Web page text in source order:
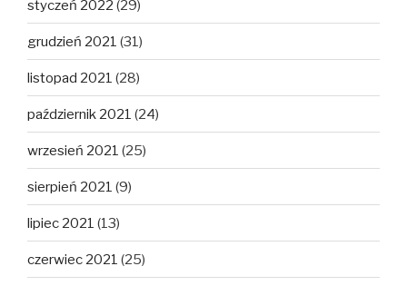
styczeń 2022 (29)
grudzień 2021 (31)
listopad 2021 (28)
październik 2021 (24)
wrzesień 2021 (25)
sierpień 2021 (9)
lipiec 2021 (13)
czerwiec 2021 (25)